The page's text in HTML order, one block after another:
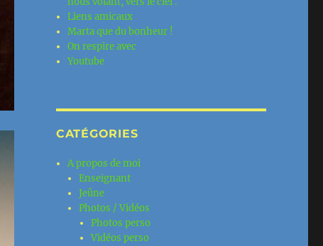
Liens amicaux
Marta que du bonheur !
On respire avec
Youtube
CATÉGORIES
A propos de moi
Enseignant
Jeûne
Photos / Vidéos
Photos perso
Vidéos perso